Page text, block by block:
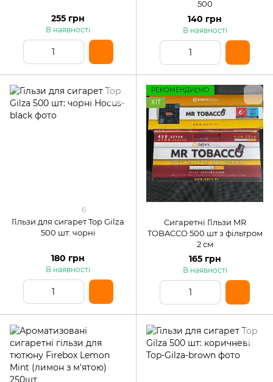
255 грн
В наявності
500
140 грн
В наявності
6
Гільзи для сигарет Top Gilza
500 шт: чорні
180 грн
В наявності
РЕКОМЕНДУЄМО
ХІТ
Сигаретні Гільзи MR
TOBACCO 500 шт з фільтром
2 см
165 грн
В наявності